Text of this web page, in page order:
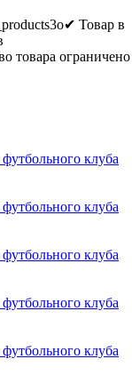
3o✔ Товар в
товара ограничено